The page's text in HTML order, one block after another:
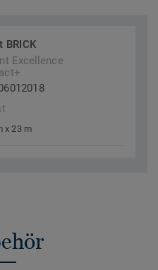
BRICK
Excellence
x 23 m